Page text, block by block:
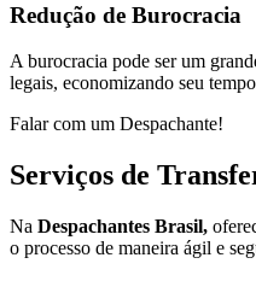
Redução de Burocracia
A burocracia pode ser um
legais, economizando seu
Falar com um Despachante!
Serviços de
Na Despachantes Brasil,
o processo de maneira ágil e